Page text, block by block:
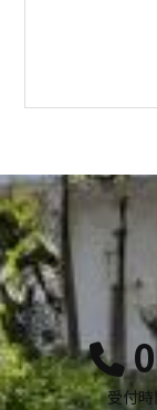
受付